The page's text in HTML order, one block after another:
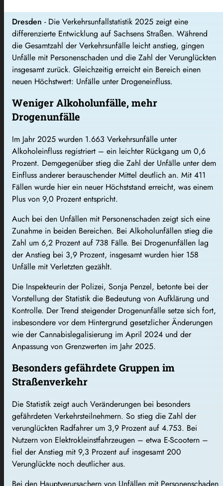
Dresden - Die Verkehrsunfallstatistik 2025 zeigt eine
differenzierte Entwicklung auf Sachsens Straßen. Während
die Gesamtzahl der Verkehrsunfälle leicht anstieg, gingen
Unfälle mit Personenschaden und die Zahl der Verunglückten
insgesamt zurück. Gleichzeitig erreicht ein Bereich einen
neuen Höchstwert: Unfälle unter Drogeneinfluss.
Weniger Alkoholunfälle, mehr
Drogenunfälle
Im Jahr 2025 wurden 1.663 Verkehrsunfälle unter
Alkoholeinfluss registriert – ein leichter Rückgang um 0,6
Prozent. Demgegenüber stieg die Zahl der Unfälle unter dem
Einfluss anderer berauschender Mittel deutlich an. Mit 411
Fällen wurde hier ein neuer Höchststand erreicht, was einem
Plus von 9,0 Prozent entspricht.
Auch bei den Unfällen mit Personenschaden zeigt sich eine
Zunahme in beiden Bereichen. Bei Alkoholunfällen stieg die
Zahl um 6,2 Prozent auf 738 Fälle. Bei Drogenunfällen lag
der Anstieg bei 3,9 Prozent, insgesamt wurden hier 158
Unfälle mit Verletzten gezählt.
Die Inspekteurin der Polizei, Sonja Penzel, betonte bei der
Vorstellung der Statistik die Bedeutung von Aufklärung und
Kontrolle. Der Trend steigender Drogenunfälle setze sich fort,
insbesondere vor dem Hintergrund gesetzlicher Änderungen
wie der Cannabislegalisierung im April 2024 und der
Anpassung von Grenzwerten im Jahr 2025.
Besonders gefährdete Gruppen im
Straßenverkehr
Die Statistik zeigt auch Veränderungen bei besonders
gefährdeten Verkehrsteilnehmern. So stieg die Zahl der
verunglückten Radfahrer um 3,9 Prozent auf 4.753. Bei
Nutzern von Elektrokleinstfahrzeugen – etwa E-Scootern –
fiel der Anstieg mit 9,3 Prozent auf insgesamt 200
Verunglückte noch deutlicher aus.